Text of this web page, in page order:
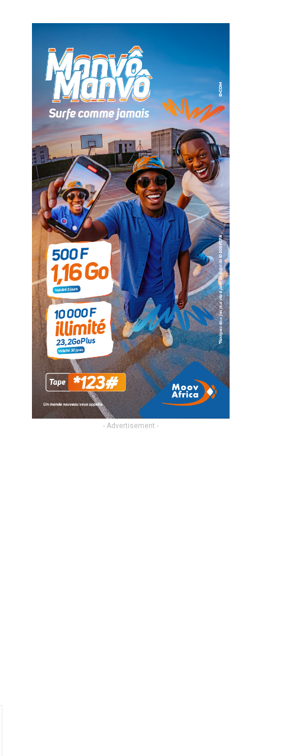
- Advertisement -